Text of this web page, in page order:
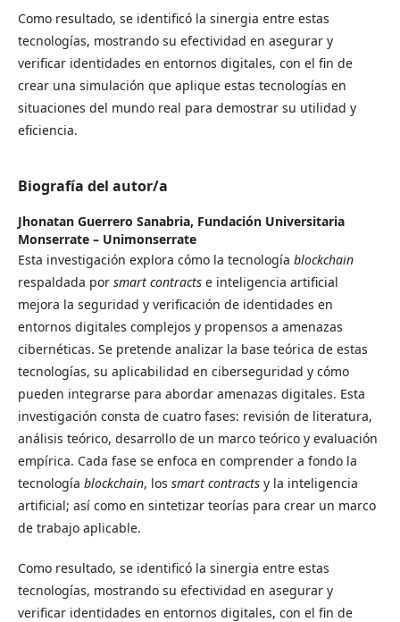
Como resultado, se identificó la sinergia entre estas
tecnologías, mostrando su efectividad en asegurar y
verificar identidades en entornos digitales, con el fin de
crear una simulación que aplique estas tecnologías en
situaciones del mundo real para demostrar su utilidad y
eficiencia.
Biografía del autor/a
Jhonatan Guerrero Sanabria, Fundación Universitaria
Monserrate – Unimonserrate
Esta investigación explora cómo la tecnología blockchain
respaldada por smart contracts e inteligencia artificial
mejora la seguridad y verificación de identidades en
entornos digitales complejos y propensos a amenazas
cibernéticas. Se pretende analizar la base teórica de estas
tecnologías, su aplicabilidad en ciberseguridad y cómo
pueden integrarse para abordar amenazas digitales. Esta
investigación consta de cuatro fases: revisión de literatura,
análisis teórico, desarrollo de un marco teórico y evaluación
empírica. Cada fase se enfoca en comprender a fondo la
tecnología blockchain, los smart contracts y la inteligencia
artificial; así como en sintetizar teorías para crear un marco
de trabajo aplicable.
Como resultado, se identificó la sinergia entre estas
tecnologías, mostrando su efectividad en asegurar y
verificar identidades en entornos digitales, con el fin de